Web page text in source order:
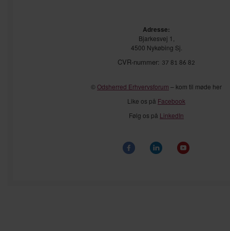
Adresse:
Bjarkesvej 1,
4500 Nykøbing Sj.
CVR-nummer: 37 81 86 82
©Odsherred Erhvervsforum – kom til møde her
Like os på Facebook
Følg os på LinkedIn